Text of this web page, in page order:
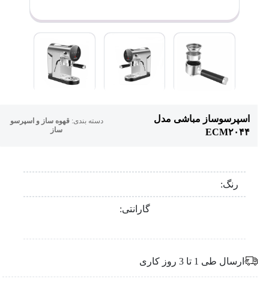
اسپرسوساز مباشی مدل
ECM۲۰۴۴
دسته بندی:قهوه ساز و اسپرسو
ساز
رنگ:
گارانتی:
ارسال طی 1 تا 3 روز کاری